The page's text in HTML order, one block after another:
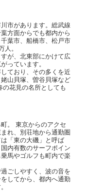
市があります。総武線
方面からでも都内から
葉市、船橋市、松戸市
人。
が、北東部にかけて広
っています。
ており、その多くを近
山貝塚、曽谷貝塚など
花見の名所としても
。 東京からのアクセ
れ、別荘地から通勤圏
「東の大磯」と呼ば
内有数のサーフポイン
馬やゴルフも町内で楽
ごしやすく、波の音を
してから、都内へ通勤